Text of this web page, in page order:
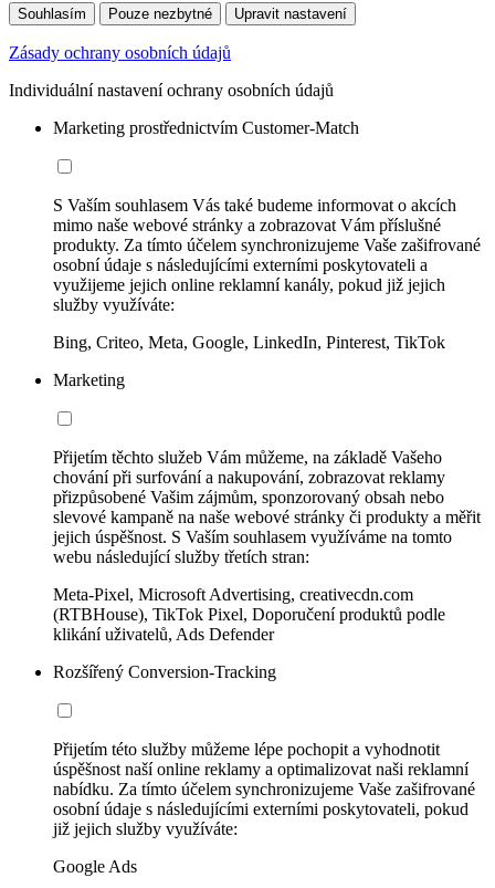
Souhlasím Pouze nezbytné Upravit nastavení
Zásady ochrany osobních údajů
Individuální nastavení ochrany osobních údajů
Marketing prostřednictvím Customer-Match
S Vaším souhlasem Vás také budeme informovat o akcích
mimo naše webové stránky a zobrazovat Vám příslušné
produkty. Za tímto účelem synchronizujeme Vaše zašifrované
osobní údaje s následujícími externími poskytovateli a
využijeme jejich online reklamní kanály, pokud již jejich
služby využíváte:
Bing, Criteo, Meta, Google, LinkedIn, Pinterest, TikTok
Marketing
Přijetím těchto služeb Vám můžeme, na základě Vašeho
chování při surfování a nakupování, zobrazovat reklamy
přizpůsobené Vašim zájmům, sponzorovaný obsah nebo
slevové kampaně na naše webové stránky či produkty a měřit
jejich úspěšnost. S Vaším souhlasem využíváme na tomto
webu následující služby třetích stran:
Meta-Pixel, Microsoft Advertising, creativecdn.com
(RTBHouse), TikTok Pixel, Doporučení produktů podle
klikání uživatelů, Ads Defender
Rozšířený Conversion-Tracking
Přijetím této služby můžeme lépe pochopit a vyhodnotit
úspěšnost naší online reklamy a optimalizovat naši reklamní
nabídku. Za tímto účelem synchronizujeme Vaše zašifrované
osobní údaje s následujícími externími poskytovateli, pokud
již jejich služby využíváte:
Google Ads